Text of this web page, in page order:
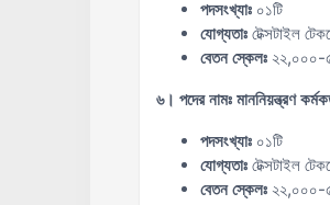
পদসংখ্যাঃ০১টি
যোগ্যতাঃটেক্সটাইল
বেতন স্কেলঃ২২,০০০-
৬। পদের নামঃ মাননিয়ন্ত্রণ
পদসংখ্যাঃ০১টি
যোগ্যতাঃটেক্সটাইল
বেতন স্কেলঃ২২,০০০-